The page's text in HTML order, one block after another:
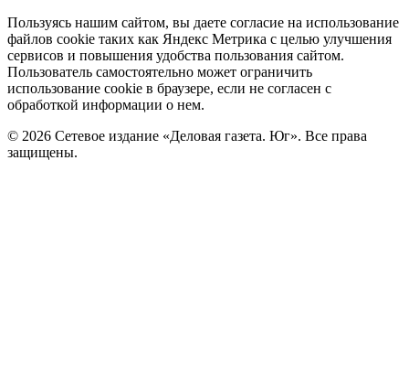
Политика
cookie
Пользуясь нашим сайтом, вы даете согласие на использование
файлов cookie таких как Яндекс Метрика с целью улучшения
сервисов и повышения удобства пользования сайтом.
Пользователь самостоятельно может ограничить
использование cookie в браузере, если не согласен с
обработкой информации о нем.
© 2026 Сетевое издание «Деловая газета. Юг». Все права
защищены.